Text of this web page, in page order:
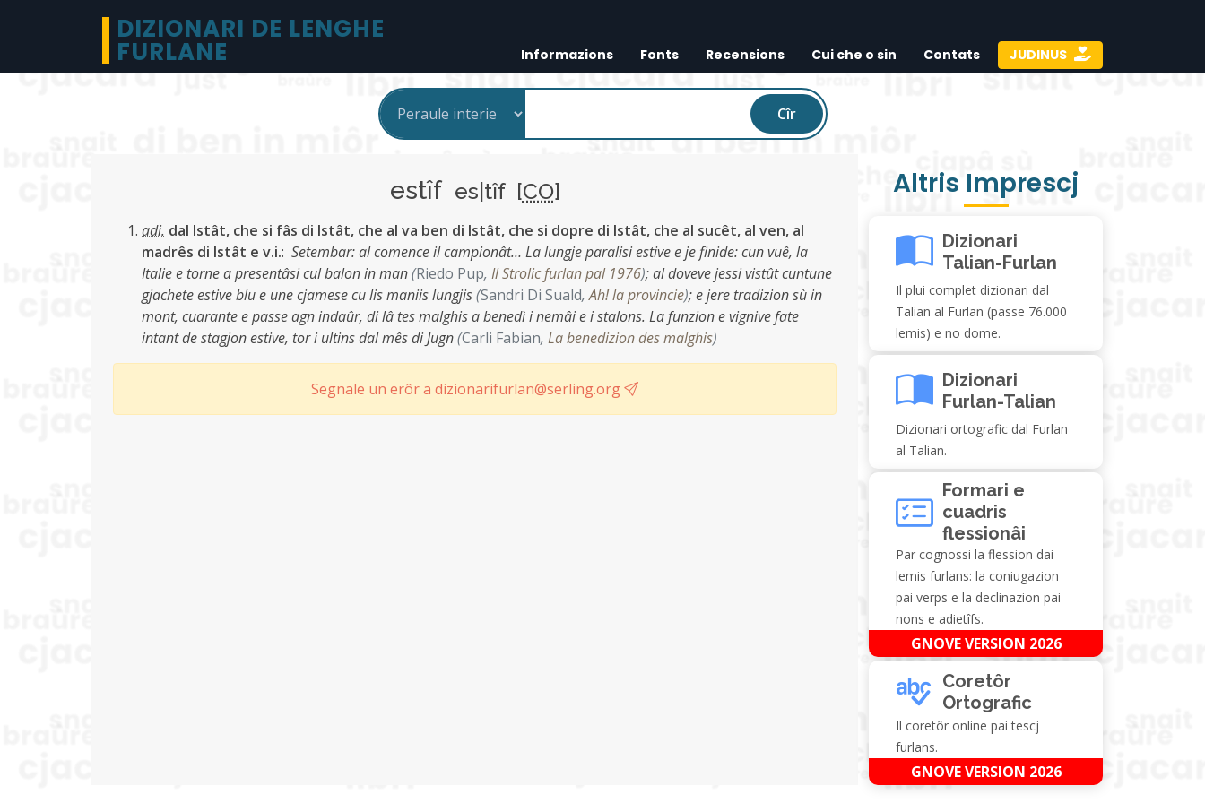
DIZIONARI DE LENGHE
FURLANE Informazions Fonts Recensions Cui che o sin Contats JUDINUS
Cîr
estîf es|tîf [CO]
adi. dal Istât, che si fâs di Istât, che al va ben di Istât, che si dopre di Istât, che al sucêt, al ven, al
madrês di Istât e v.i.: Setembar: al comence il campionât… La lungje paralisi estive e je finide: cun vuê, la
Italie e torne a presentâsi cul balon in man(Riedo Pup, Il Strolic furlan pal 1976);al doveve jessi vistût cuntune
gjachete estive blu e une cjamese cu lis maniis lungjis(Sandri Di Suald,Ah! la provincie);e jere tradizion sù in
mont, cuarante e passe agn indaûr, di lâ tes malghis a benedì i nemâi e i stalons. La funzion e vignive fate
intant de stagjon estive, tor i ultins dal mês di Jugn(Carli Fabian, La benedizion des malghis)
Segnale un erôr a dizionarifurlan@serling.org
Altris Imprescj
Dizionari
Talian-Furlan
Il plui complet dizionari dal
Talian al Furlan (passe 76.000
lemis) e no dome.
Dizionari
Furlan-Talian
Dizionari ortografic dal Furlan
al Talian.
Formari e
cuadris
flessionâi
Par cognossi la flession dai
lemis furlans: la coniugazion
pai verps e la declinazion pai
nons e adietîfs.
GNOVE VERSION 2026
Coretôr
Ortografic
Il coretôr online pai tescj
furlans.
GNOVE VERSION 2026